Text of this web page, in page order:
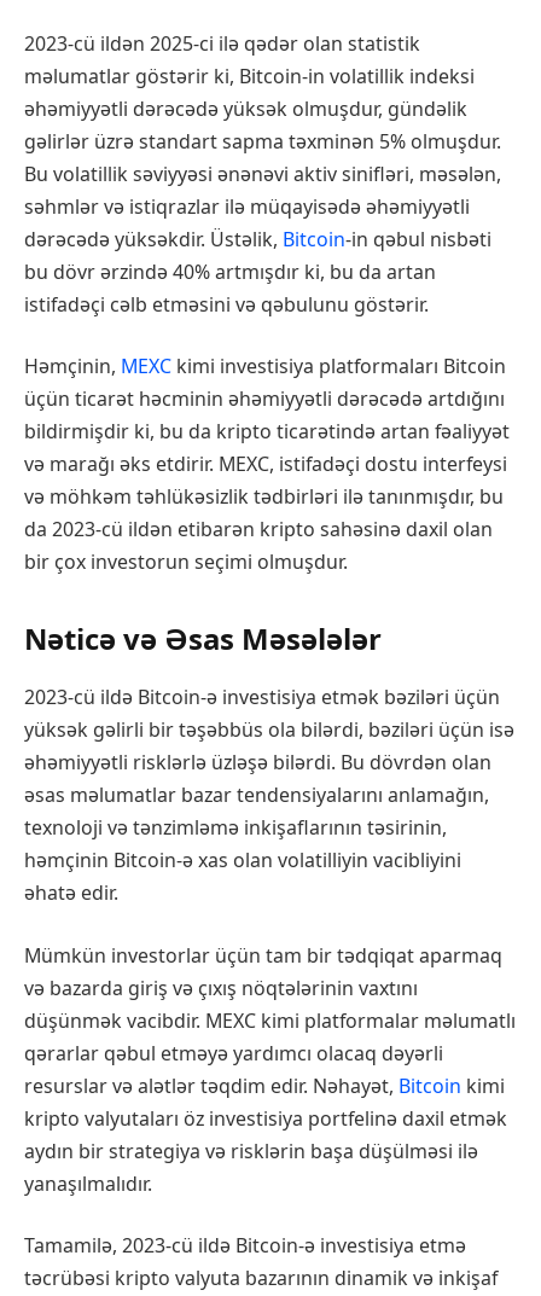
2023-cü ildən 2025-ci ilə qədər olan statistik
məlumatlar göstərir ki, Bitcoin-in volatillik indeksi
əhəmiyyətli dərəcədə yüksək olmuşdur, gündəlik
gəlirlər üzrə standart sapma təxminən 5% olmuşdur.
Bu volatillik səviyyəsi ənənəvi aktiv sinifləri, məsələn,
səhmlər və istiqrazlar ilə müqayisədə əhəmiyyətli
dərəcədə yüksəkdir. Üstəlik, Bitcoin-in qəbul nisbəti
bu dövr ərzində 40% artmışdır ki, bu da artan
istifadəçi cəlb etməsini və qəbulunu göstərir.
Həmçinin, MEXC kimi investisiya platformaları Bitcoin
üçün ticarət həcminin əhəmiyyətli dərəcədə artdığını
bildirmişdir ki, bu da kripto ticarətində artan fəaliyyət
və marağı əks etdirir. MEXC, istifadəçi dostu interfeysi
və möhkəm təhlükəsizlik tədbirləri ilə tanınmışdır, bu
da 2023-cü ildən etibarən kripto sahəsinə daxil olan
bir çox investorun seçimi olmuşdur.
Nəticə və Əsas Məsələlər
2023-cü ildə Bitcoin-ə investisiya etmək bəziləri üçün
yüksək gəlirli bir təşəbbüs ola bilərdi, bəziləri üçün isə
əhəmiyyətli risklərlə üzləşə bilərdi. Bu dövrdən olan
əsas məlumatlar bazar tendensiyalarını anlamağın,
texnoloji və tənzimləmə inkişaflarının təsirinin,
həmçinin Bitcoin-ə xas olan volatilliyin vacibliyini
əhatə edir.
Mümkün investorlar üçün tam bir tədqiqat aparmaq
və bazarda giriş və çıxış nöqtələrinin vaxtını
düşünmək vacibdir. MEXC kimi platformalar məlumatlı
qərarlar qəbul etməyə yardımcı olacaq dəyərli
resurslar və alətlər təqdim edir. Nəhayət, Bitcoin kimi
kripto valyutaları öz investisiya portfelinə daxil etmək
aydın bir strategiya və risklərin başa düşülməsi ilə
yanaşılmalıdır.
Tamamilə, 2023-cü ildə Bitcoin-ə investisiya etmə
təcrübəsi kripto valyuta bazarının dinamik və inkişaf